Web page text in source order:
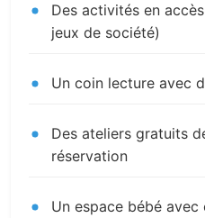
Des activités en
jeux de société)
Un coin lecture avec
Des ateliers gratuits
réservation
Un espace bébé